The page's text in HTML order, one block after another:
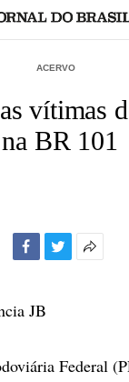
ACERVO
vítimas
na BR 101
JB
Federal